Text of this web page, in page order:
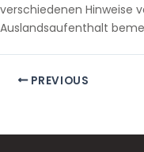
verschiedenen Hinweise
Auslandsaufenthalt
PREVIOUS